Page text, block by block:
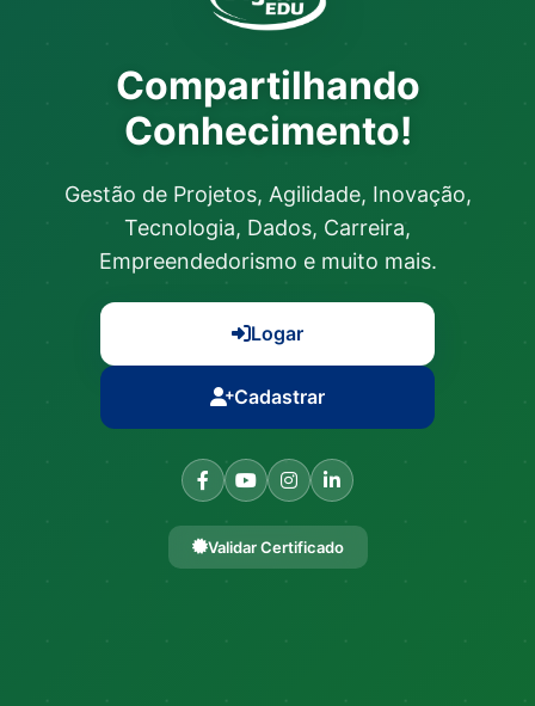
Compartilhando
Conhecimento!
Gestão de Projetos, Agilidade, Inovação,
Tecnologia, Dados, Carreira,
Empreendedorismo e muito mais.
Logar
Cadastrar
Validar Certificado